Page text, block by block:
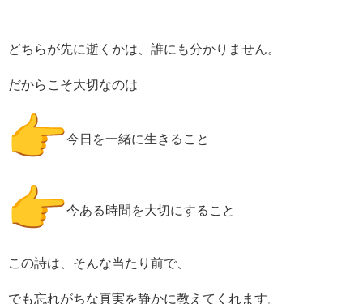
どちらが先に逝くかは、誰にも分かりません。
だからこそ大切なのは
今日を一緒に生きること
今ある時間を大切にすること
この詩は、そんな当たり前で、
でも忘れがちな真実を静かに教えてくれます。